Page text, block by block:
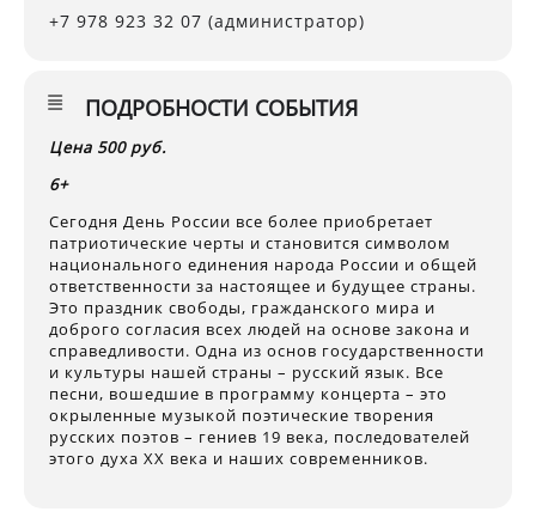
+7 978 923 32 07 (администратор)
ПОДРОБНОСТИ СОБЫТИЯ
Цена 500 руб.
6+
Сегодня День России все более приобретает
патриотические черты и становится символом
национального единения народа России и общей
ответственности за настоящее и будущее страны.
Это праздник свободы, гражданского мира и
доброго согласия всех людей на основе закона и
справедливости. Одна из основ государственности
и культуры нашей страны – русский язык. Все
песни, вошедшие в программу концерта – это
окрыленные музыкой поэтические творения
русских поэтов – гениев 19 века, последователей
этого духа ХХ века и наших современников.